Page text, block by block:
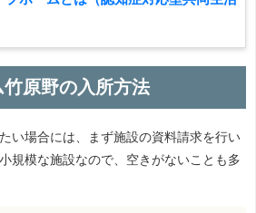
原野の入所方法
い場合には、まず施設の資料請求を行い
規模な施設なので、空きがないことも多